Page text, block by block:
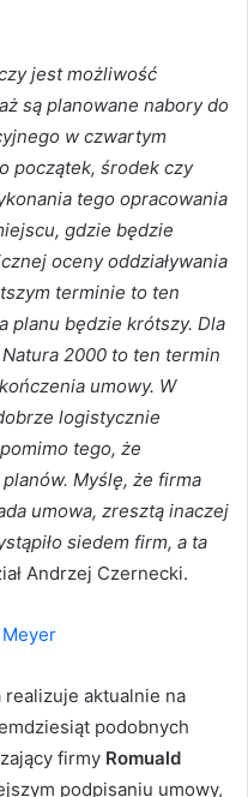
jest możliwość
są planowane nabory do
w czwartym
początek, środek czy
tego opracowania
gdzie będzie
oceny oddziaływania
terminie to ten
planu będzie krótszy. Dla
2000 to ten termin
umowy. W
logistycznie
tego, że
Myślę, że firma
umowa, zresztą inaczej
siedem firm, a ta
Andrzej Czernecki.
realizuje aktualnie na
podobnych
firmy Romuald
podpisaniu umowy,